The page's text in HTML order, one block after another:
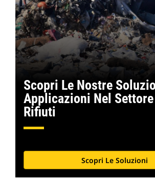
Scopri Le Nostre
Applicazioni Nel
Rifiuti
Scopri Le Soluzioni